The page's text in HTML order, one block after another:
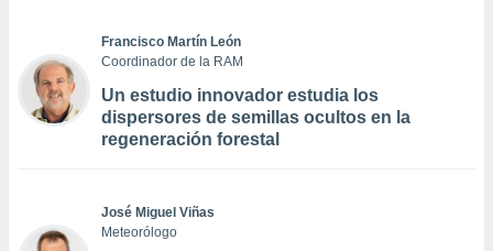
Francisco Martín León
Coordinador de la RAM
Un estudio innovador estudia los
dispersores de semillas ocultos en la
regeneración forestal
José Miguel Viñas
Meteorólogo